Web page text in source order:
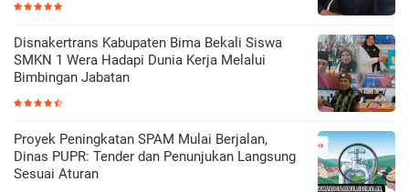
Disnakertrans Kabupaten Bima Bekali Siswa
SMKN 1 Wera Hadapi Dunia Kerja Melalui
Bimbingan Jabatan
Proyek Peningkatan SPAM Mulai Berjalan,
Dinas PUPR: Tender dan Penunjukan Langsung
Sesuai Aturan